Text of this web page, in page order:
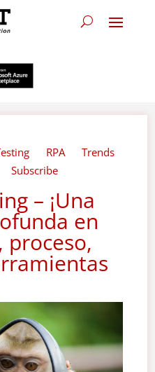
RPA
Trends
Subscribe
– ¡Una
en
proceso,